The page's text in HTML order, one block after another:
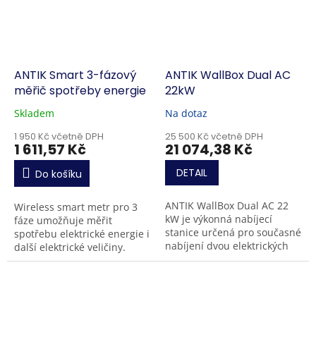
ANTIK Smart 3-fázový
měřič spotřeby energie
Skladem
1 950 Kč včetně DPH
1 611,57 Kč
Do košíku
Wireless smart metr pro 3
fáze umožňuje měřit
spotřebu elektrické energie i
další elektrické veličiny.
Kromě toho je však schopno
ANTIK WallBox Dual AC
22kW
Na dotaz
25 500 Kč včetně DPH
21 074,38 Kč
DETAIL
ANTIK WallBox Dual AC 22
kW je výkonná nabíjecí
stanice určená pro současné
nabíjení dvou elektrických
vozidel. Nabízí výkon až 22